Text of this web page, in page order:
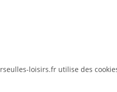
loisirs.fr utilise des